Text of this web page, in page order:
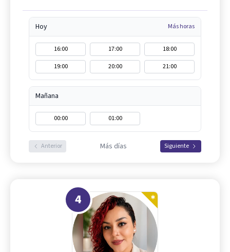
Hoy Más horas
16:00 17:00
18:00
19:00
20:00 21:00
Mañana
00:00 01:00
Anterior Más días Siguiente
4